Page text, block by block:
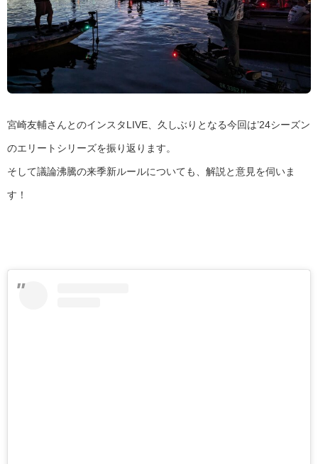
宮崎友輔さんとのインスタLIVE、久しぶりとなる今回は’24シーズン
のエリートシリーズを振り返ります。
そして議論沸騰の来季新ルールについても、解説と意見を伺いま
す！